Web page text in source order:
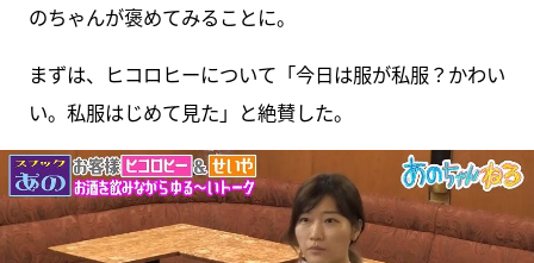
のちゃんが褒めてみることに。
まずは、ヒコロヒーについて「今日は服が私服？かわい
い。私服はじめて見た」と絶賛した。